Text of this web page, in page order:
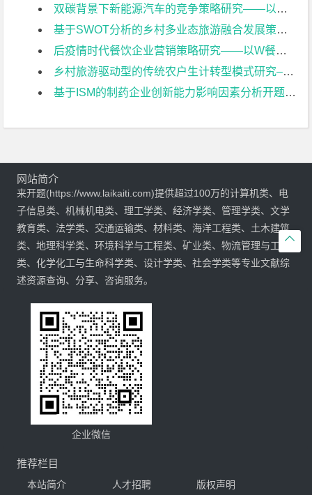
双碳背景下新能源汽车的竞争策略研究——以比亚迪为例开题报告
基于SWOT分析的乡村多业态旅游融合发展策略研究——以常州佳农探趣休闲生态园为例开题报告
后疫情时代餐饮企业营销策略研究——以W餐饮企业为例开题报告
乡村旅游驱动型的传统农户生计转型模式研究–以常州黄天荡村大闸蟹养开题报告
基于ISM的制药企业创新能力影响因素分析开题报告

网站简介
来开题(https://www.laikaiti.com)提供超过100万的计算机类、电
子信息类、机械机电类、理工学类、经济学类、管理学类、文学
教育类、法学类、交通运输类、材料类、海洋工程类、土木建筑
类、地理科学类、环境科学与工程类、矿业类、物流管理与工程
类、化学化工与生命科学类、设计学类、社会学类等专业文献综
述资源查询、分享、咨询服务。
企业微信
推荐栏目
本站简介 人才招聘 版权声明